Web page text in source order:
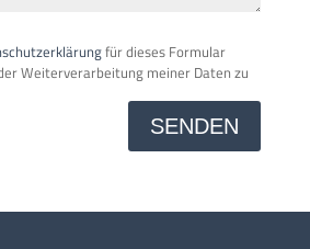
für dieses Formular
Weiterverarbeitung meiner Daten zu